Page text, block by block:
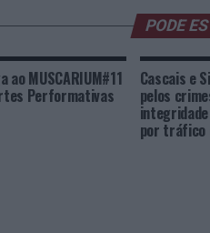
PODE
ao MUSCARIUM#11
Performativas
Cascais e
pelos
por tráfico